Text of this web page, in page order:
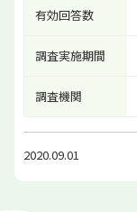
有効回答数
調査実施期間
調査機関
2020.09.01